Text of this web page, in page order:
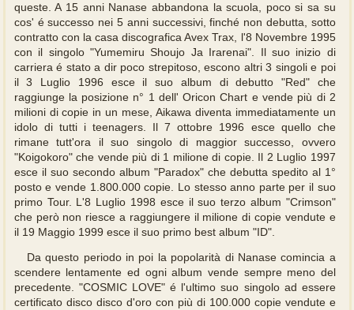
queste. A 15 anni Nanase abbandona la scuola, poco si sa su
cos' é successo nei 5 anni successivi, finché non debutta, sotto
contratto con la casa discografica Avex Trax, l'8 Novembre 1995
con il singolo "Yumemiru Shoujo Ja Irarenai". Il suo inizio di
carriera é stato a dir poco strepitoso, escono altri 3 singoli e poi
il 3 Luglio 1996 esce il suo album di debutto "Red" che
raggiunge la posizione n° 1 dell' Oricon Chart e vende più di 2
milioni di copie in un mese, Aikawa diventa immediatamente un
idolo di tutti i teenagers. Il 7 ottobre 1996 esce quello che
rimane tutt'ora il suo singolo di maggior successo, ovvero
"Koigokoro" che vende più di 1 milione di copie. Il 2 Luglio 1997
esce il suo secondo album "Paradox" che debutta spedito al 1°
posto e vende 1.800.000 copie. Lo stesso anno parte per il suo
primo Tour. L'8 Luglio 1998 esce il suo terzo album "Crimson"
che però non riesce a raggiungere il milione di copie vendute e
il 19 Maggio 1999 esce il suo primo best album "ID".
Da questo periodo in poi la popolarità di Nanase comincia a
scendere lentamente ed ogni album vende sempre meno del
precedente. "COSMIC LOVE" é l'ultimo suo singolo ad essere
certificato disco disco d'oro con più di 100.000 copie vendute e